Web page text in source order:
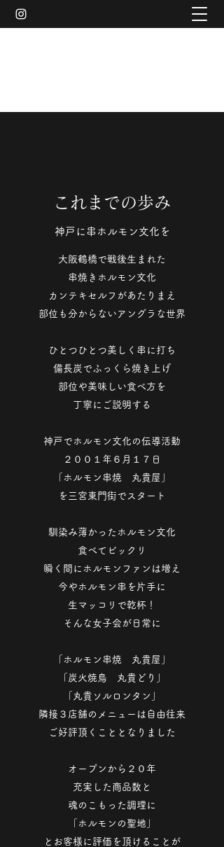
これまでの歩み
神戸に串ホルモン文化を
大阪鶴橋で戦後生まれた
串焼きホルモン文化
カンテキセルフがあたりまえ
部位も分からないアングラな世界
ひとつひとつ美しく串に打ち
備長炭でふっくら焼き上げ
部位や美味しい食べ方を
丁寧にご説明する
神戸でホルモン文化の伝導活動
２００１年６月１７日
「ホルモン串焼 丸貴屋」
を三宮東門街でスタート
馴染み薄かったホルモン文化
食べてビックリ
瞬く間にホルモンファンは増え
今やホルモン串を片手に
生マッコリで乾杯！
そんな女子会が日常に
「ホルモン串焼 丸貴屋」
「炭火焼鳥 丸貴どり」
「丸貴ソルロンタン」
隣接３店舗のメニューは自由往来
ご好評頂くこととなりました
オープンから２０年
充実した商品数と
魂のこもった調理に
「ホルモンの聖地」
とお客様に評価を頂けることが